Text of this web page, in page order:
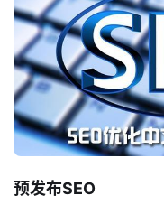
预发布SEO